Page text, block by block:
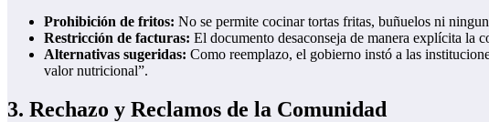
Prohibición de fritos: No se permite cocinar tortas fritas, buñuelos ni
Restricción de facturas: El documento desaconseja de manera explícita la
Alternativas sugeridas: Como reemplazo, el gobierno instó a las
valor nutricional”.
3. Rechazo y Reclamos de la Comunidad